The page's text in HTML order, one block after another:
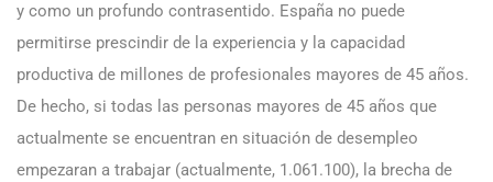
y como un profundo contrasentido. España no puede
permitirse prescindir de la experiencia y la capacidad
productiva de millones de profesionales mayores de 45 años.
De hecho, si todas las personas mayores de 45 años que
actualmente se encuentran en situación de desempleo
empezaran a trabajar (actualmente, 1.061.100), la brecha de